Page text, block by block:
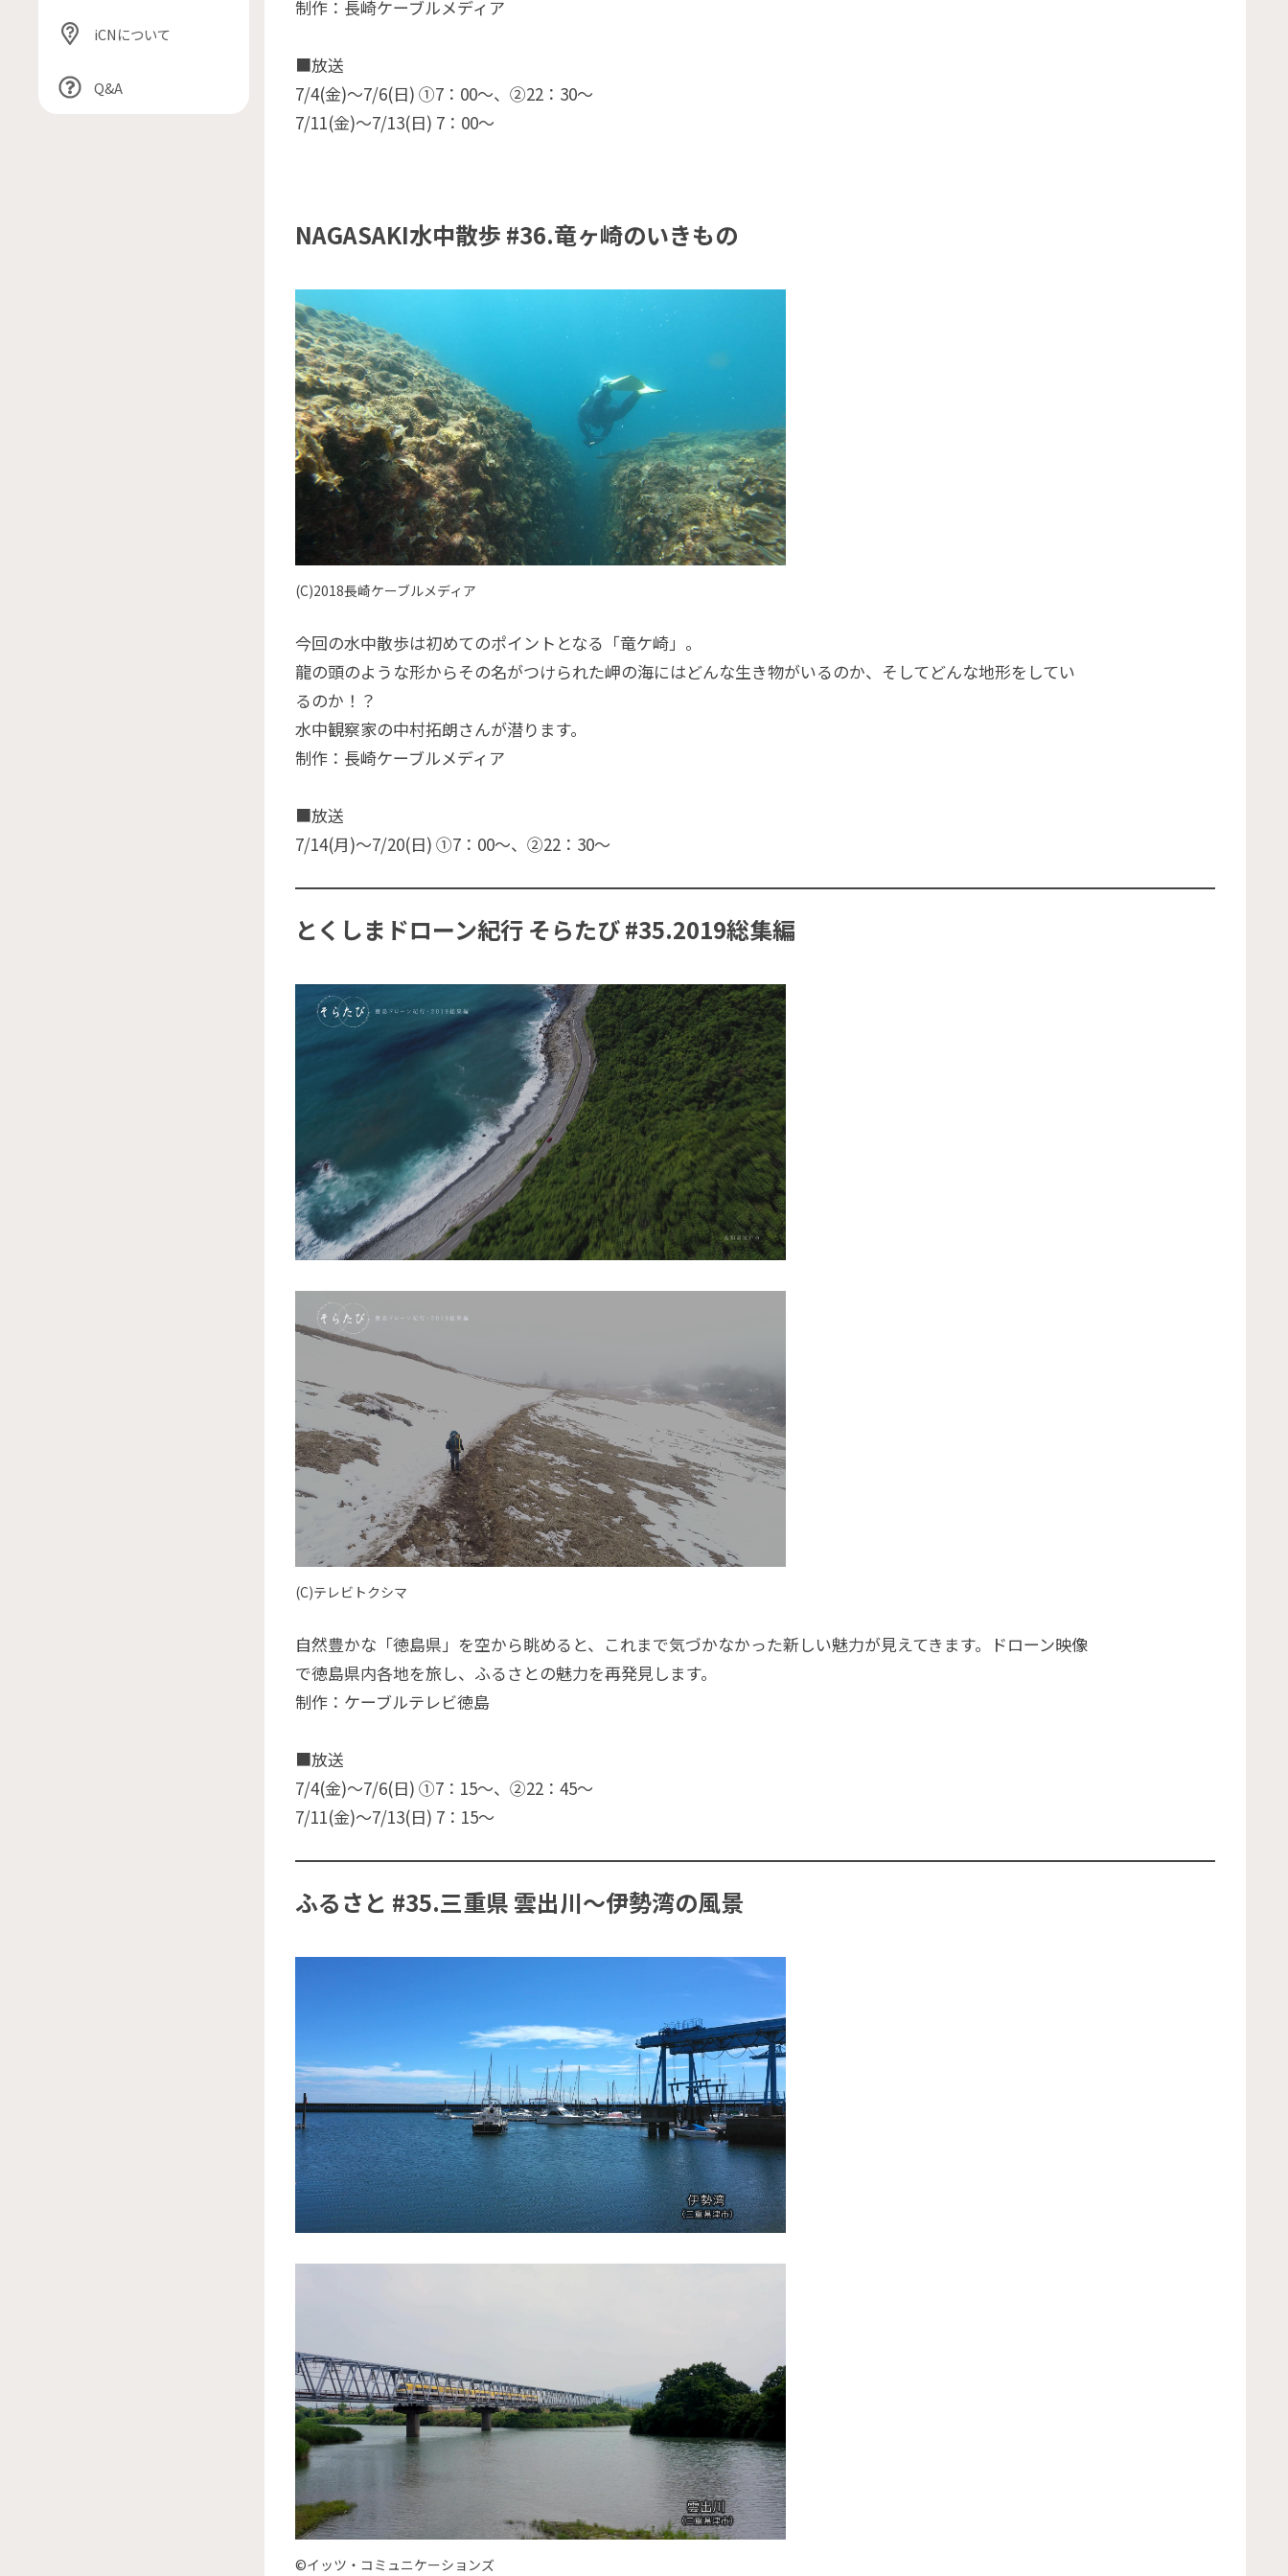
iCNについて
Q&A
制作：長崎ケーブルメディア
■放送
7/4(金)〜7/6(日) ①7：00〜、②22：30〜
7/11(金)〜7/13(日) 7：00〜
NAGASAKI水中散歩 #36.竜ヶ崎のいきもの
(C)2018長崎ケーブルメディア
今回の水中散歩は初めてのポイントとなる「竜ケ崎」。
龍の頭のような形からその名がつけられた岬の海にはどんな生き物がいるのか、そしてどんな地形をしてい
るのか！？
水中観察家の中村拓朗さんが潜ります。
制作：長崎ケーブルメディア
■放送
7/14(月)〜7/20(日) ①7：00〜、②22：30〜
とくしまドローン紀行 そらたび #35.2019総集編
(C)テレビトクシマ
自然豊かな「徳島県」を空から眺めると、これまで気づかなかった新しい魅力が見えてきます。ドローン映像
で徳島県内各地を旅し、ふるさとの魅力を再発見します。
制作：ケーブルテレビ徳島
■放送
7/4(金)〜7/6(日) ①7：15〜、②22：45〜
7/11(金)〜7/13(日) 7：15〜
ふるさと #35.三重県 雲出川～伊勢湾の風景
©イッツ・コミュニケーションズ